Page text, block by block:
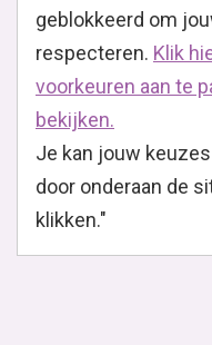
geblokkeerd om
respecteren. Klik
voorkeuren aan te
bekijken.
Je kan jouw
door onderaan de
klikken."